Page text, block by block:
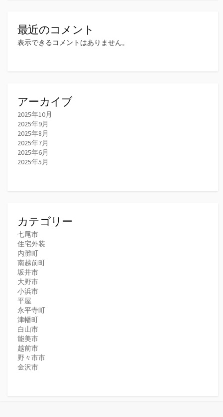
最近のコメント
表示できるコメントはありません。
アーカイブ
2025年10月
2025年9月
2025年8月
2025年7月
2025年6月
2025年5月
カテゴリー
七尾市
住宅外装
内灘町
南越前町
坂井市
大野市
小浜市
平屋
永平寺町
津幡町
白山市
能美市
越前市
野々市市
金沢市